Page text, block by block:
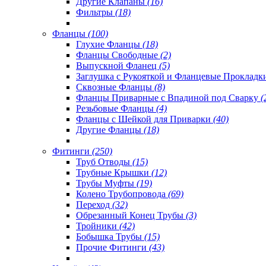
Фильтры (18)
Фланцы (100)
Глухие Фланцы (18)
Фланцы Свободные (2)
Выпускной Фланец (5)
Заглушка с Рукояткой и Фланцевые
Сквозные Фланцы (8)
Фланцы Приварные с Впадиной под Сварку
Резьбовые Фланцы (4)
Фланцы с Шейкой для Приварки (40)
Другие Фланцы (18)
Фитинги (250)
Труб Отводы (15)
Трубные Крышки (12)
Трубы Муфты (19)
Колено Трубопровода (69)
Переход (32)
Обрезанный Конец Трубы (3)
Тройники (42)
Бобышка Трубы (15)
Прочие Фитинги (43)